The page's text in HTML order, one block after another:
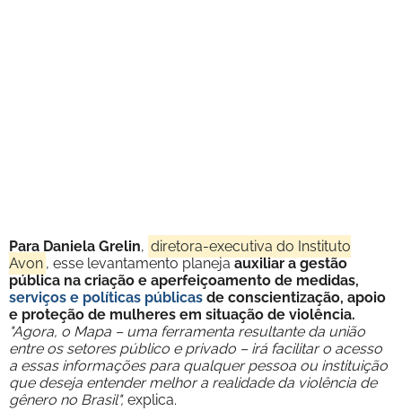
Para Daniela Grelin, diretora-executiva do Instituto
Avon , esse levantamento planejaauxiliar a gestão
pública na criação e aperfeiçoamento de medidas,
serviços e políticas públicas de conscientização, apoio
e proteção de mulheres em situação de violência.
"Agora, o Mapa – uma ferramenta resultante da união
entre os setores público e privado – irá facilitar o acesso
a essas informações para qualquer pessoa ou instituição
que deseja entender melhor a realidade da violência de
gênero no Brasil", explica.